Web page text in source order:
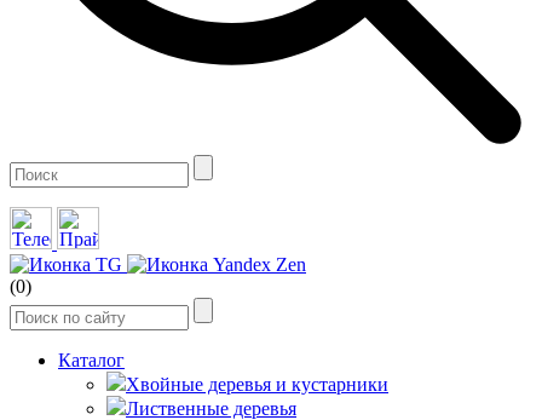
(0)
Каталог
Хвойные деревья и кустарники
Лиственные деревья